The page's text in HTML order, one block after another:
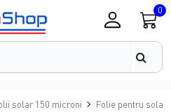
0
solar 150 microni Folie pentru solar